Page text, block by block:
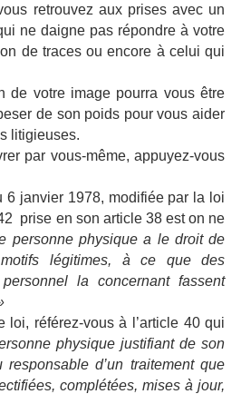
retrouvez aux prises avec un
ne daigne pas répondre à votre
de traces ou encore à celui qui
de votre image pourra vous être
de son poids pour vous aider
litigieuses.
par vous-même, appuyez-vous
6 janvier 1978, modifiée par la loi
prise en son article 38 est on ne
personne physique a le droit de
motifs légitimes, à ce que des
la concernant fassent
loi, référez-vous à l’article 40 qui
physique justifiant de son
d’un traitement que
complétées, mises à jour,